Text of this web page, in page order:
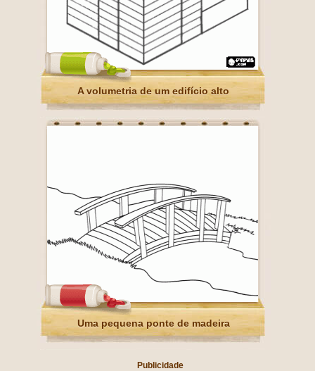
A volumetria de um edifício alto
Uma pequena ponte de madeira
Publicidade